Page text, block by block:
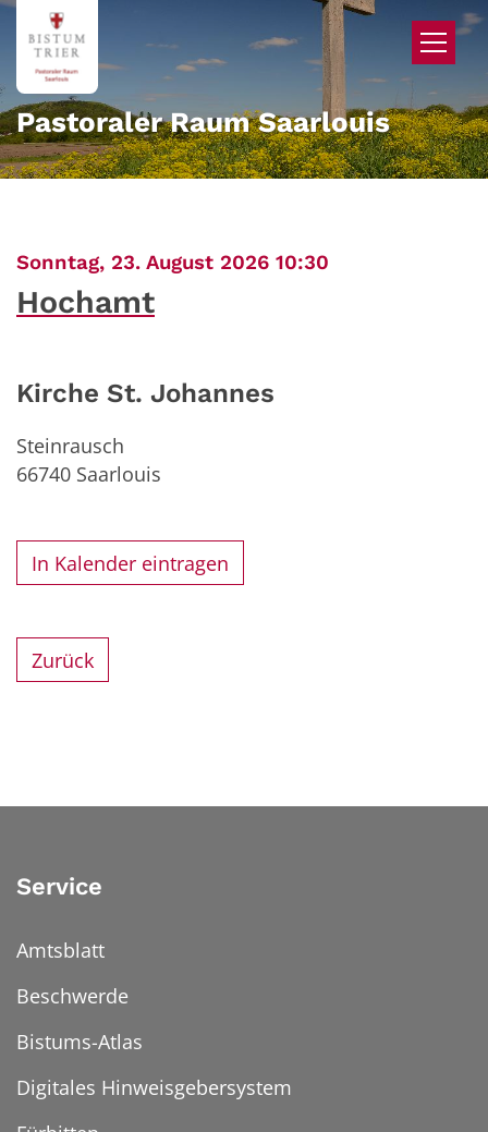
Zum Inhalt springen
Pastoraler Raum Saarlouis
Sonntag, 23. August 2026 10:30
Hochamt
Kirche St. Johannes
Steinrausch
66740 Saarlouis
In Kalender eintragen
Zurück
Service
Amtsblatt
Beschwerde
Bistums-Atlas
Digitales Hinweisgebersystem